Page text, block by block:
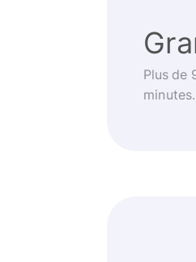
Plus de